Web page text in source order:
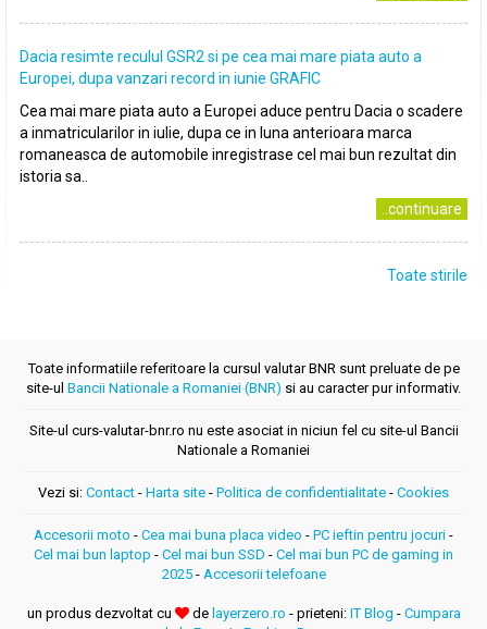
Dacia resimte reculul GSR2 si pe cea mai mare piata auto a
Europei, dupa vanzari record in iunie GRAFIC
Cea mai mare piata auto a Europei aduce pentru Dacia o scadere
a inmatricularilor in iulie, dupa ce in luna anterioara marca
romaneasca de automobile inregistrase cel mai bun rezultat din
istoria sa..
..continuare
Toate stirile
Toate informatiile referitoare la cursul valutar BNR sunt preluate de pe
site-ul Bancii Nationale a Romaniei (BNR) si au caracter pur informativ.
Site-ul curs-valutar-bnr.ro nu este asociat in niciun fel cu site-ul Bancii
Nationale a Romaniei
Vezi si: Contact - Harta site - Politica de confidentialitate - Cookies
Accesorii moto - Cea mai buna placa video - PC ieftin pentru jocuri -
Cel mai bun laptop - Cel mai bun SSD - Cel mai bun PC de gaming in
2025- Accesorii telefoane
un produs dezvoltat cu de layerzero.ro - prieteni: IT Blog - Cumpara